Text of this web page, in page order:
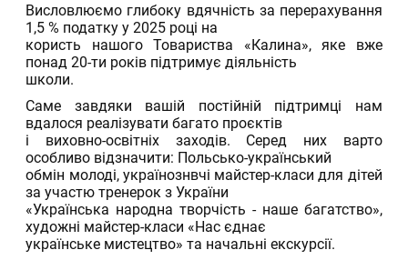
Висловлюємо глибоку вдячність за перерахування
1,5 % податку у 2025 році на
користь нашого Товариства «Калина», яке вже
понад 20-ти років підтримує діяльність
школи.
Саме завдяки вашій постійній підтримці нам
вдалося реалізувати багато проєктів
і виховно-освітніх заходів. Серед них варто
особливо відзначити: Польсько-український
обмін молоді, українознвчі майстер-класи для дітей
за участю тренерок з України
«Українська народна творчість - наше багатство»,
художні майстер-класи «Нас єднає
українське мистецтво» та начальні екскурсії.